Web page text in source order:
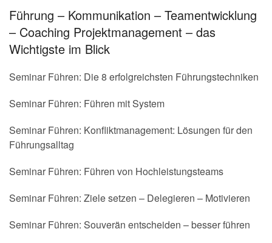
Führung – Kommunikation – Teamentwicklung
– Coaching Projektmanagement – das
Wichtigste im Blick
Seminar Führen: Die 8 erfolgreichsten Führungstechniken
Seminar Führen: Führen mit System
Seminar Führen: Konfliktmanagement: Lösungen für den
Führungsalltag
Seminar Führen: Führen von Hochleistungsteams
Seminar Führen: Ziele setzen – Delegieren – Motivieren
Seminar Führen: Souverän entscheiden – besser führen